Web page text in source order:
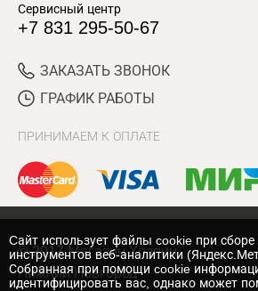
Сервисный центр
+7 831 295-50-67
ЗАКАЗАТЬ ЗВОНОК
ГРАФИК РАБОТЫ
ПРИНИМАЕМ К ОПЛАТЕ
© 2017 Магазин Хозяин
Нижний Новгород
Cайт использует файлы cookie при
инструментов веб-аналитики
Собранная при помощи cookie
идентифицировать вас, однако может